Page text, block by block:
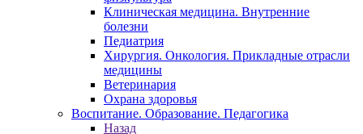
Клиническая медицина. Внутренние
болезни
Педиатрия
Хирургия. Онкология. Прикладные отрасли
медицины
Ветеринария
Охрана здоровья
Воспитание. Образование. Педагогика
Назад